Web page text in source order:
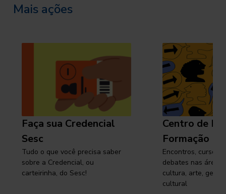
Mais ações
Faça sua Credencial
Sesc
Tudo o que você precisa saber
sobre a Credencial, ou
carteirinha, do Sesc!
Centro de
Formação
Encontros, cursos,
debates nas áreas
cultura, arte,
cultural